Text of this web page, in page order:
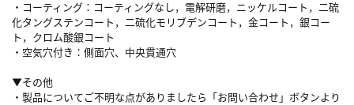
・コーティング：コーティングなし，電解研磨，ニッケルコート，二硫
化タングステンコート，二硫化モリブデンコート，金コート，銀コー
ト，クロム酸銀コート
・空気穴付き：側面穴、中央貫通穴
▼その他
・製品についてご不明な点がありましたら「お問い合わせ」ボタンより